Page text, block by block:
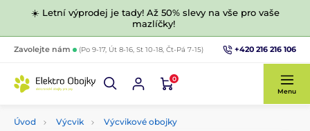
☀️ Letní výprodej je tady! Až 50% slevy na vše pro vaše
mazlíčky!
Zavolejte nám (Po 9-17, Út 8-16, St 10-18, Čt-Pá 7-15) +420 216 216 106
0
Menu
Úvod Výcvik Výcvikové obojky